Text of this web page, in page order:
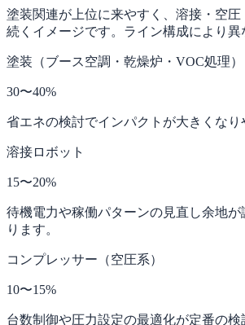
塗装関連が上位に来やすく、溶接・空
続くイメージです。ライン構成により異
塗装（ブース空調・乾燥炉・VOC処理）
30〜40%
省エネの検討でインパクトが大きくなり
溶接ロボット
15〜20%
待機電力や稼働パターンの見直し余地
ります。
コンプレッサー（空圧系）
10〜15%
台数制御や圧力設定の最適化が定番の検